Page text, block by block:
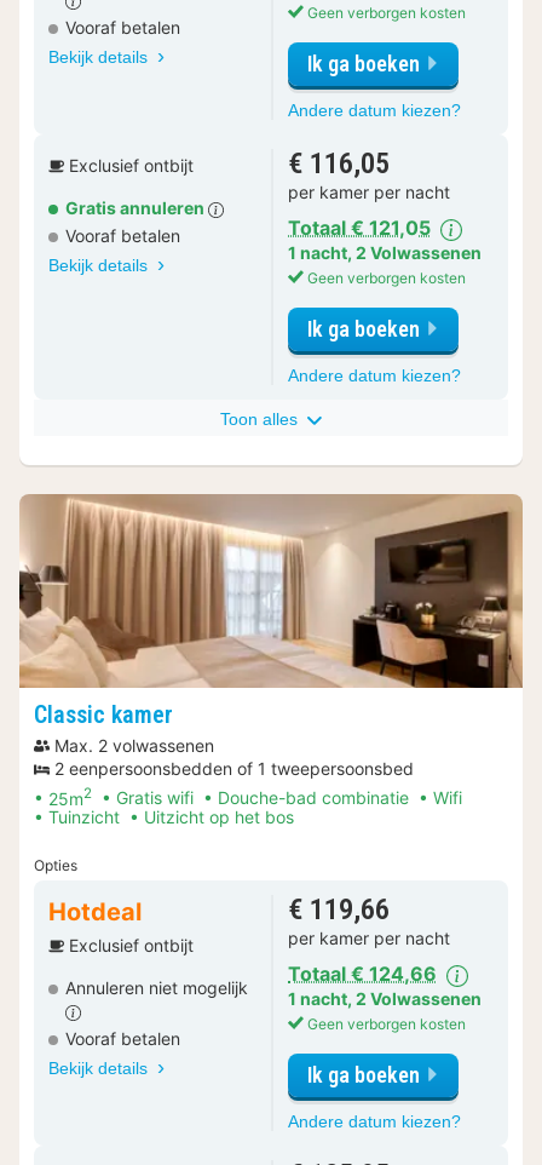
Vooraf betalen
Bekijk details
Geen verborgen kosten
Ik ga boeken
Andere datum kiezen?voor
Exclusief ontbijt
Gratis annuleren
Vooraf betalen
Bekijk details
€ 116,05
per kamer per nacht
Totaal € 121,05
1 nacht, 2 Volwassenen
Geen verborgen kosten
Ik ga boeken
Andere datum kiezen?voor
Toon alles
Classic kamer
Max. 2 volwassenen
2 eenpersoonsbedden of 1 tweepersoonsbed
25m2 Gratis wifi Douche-bad combinatie
Wifi
Tuinzicht
Uitzicht op het bos
Opties
Hotdeal
Exclusief ontbijt
Annuleren niet mogelijk
Vooraf betalen
Bekijk details
€ 119,66
per kamer per nacht
Totaal € 124,66
1 nacht, 2 Volwassenen
Geen verborgen kosten
Ik ga boeken
Andere datum kiezen?voor